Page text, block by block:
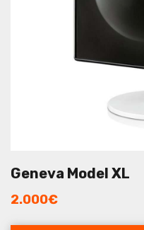
Geneva Model XL
2.000€